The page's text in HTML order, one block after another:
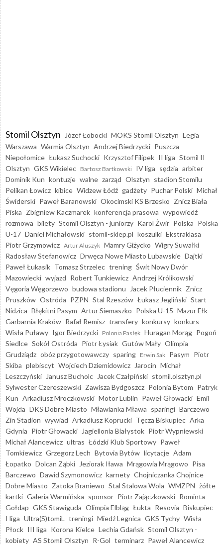
Stomil Olsztyn Józef Łobocki MOKS Stomil Olsztyn Legia
Warszawa Warmia Olsztyn Andrzej Biedrzycki Puszcza
Niepołomice Łukasz Suchocki Krzysztof Filipek II liga Stomil II
Olsztyn GKS Wikielec Bartosz Bartkowski IV liga sędzia arbiter
Dominik Kun kontuzje walne zarząd Olsztyn stadion Stomilu
Pelikan Łowicz kibice Widzew Łódź gadżety Puchar Polski Michał
Świderski Paweł Baranowski Okocimski KS Brzesko Znicz Biała
Piska Zbigniew Kaczmarek konferencja prasowa wypowiedź
rozmowa bilety Stomil Olsztyn - juniorzy Karol Żwir Polska Polska
U-17 Daniel Michałowski stomil-sklep.pl koszulki Ekstraklasa
Piotr Grzymowicz Artur Aluszyk Mamry Giżycko Wigry Suwałki
Radosław Stefanowicz Drwęca Nowe Miasto Lubawskie Dajtki
Paweł Łukasik Tomasz Strzelec trening Świt Nowy Dwór
Mazowiecki wyjazd Robert Tunkiewicz Andrzej Królikowski
Vęgoria Węgorzewo budowa stadionu Jacek Płuciennik Znicz
Pruszków Ostróda PZPN Stal Rzeszów Łukasz Jegliński Start
Nidzica Błękitni Pasym Artur Siemaszko Polska U-15 Mazur Ełk
Garbarnia Kraków Rafał Remisz transfery konkursy konkurs
Wisła Puławy Igor Biedrzycki Polonia Pasłęk Huragan Morąg Pogoń
Siedlce Sokół Ostróda Piotr Łysiak Gutów Mały Olimpia
Grudziądz obóz przygotowawczy sparing Erwin Sak Pasym Piotr
Skiba plebiscyt Wojciech Dziemidowicz Jarocin Michał
Leszczyński
Janusz Bucholc Jacek Czałpiński stomil.olsztyn.pl
Sylwester Czereszewski Zawisza Bydgoszcz Polonia Bytom Patryk
Kun Arkadiusz Mroczkowski Motor Lublin Paweł Głowacki Emil
Wojda DKS Dobre Miasto Mławianka Mława sparingi Barczewo
Zin Stadion wywiad Arkadiusz Koprucki Tęcza Biskupiec Arka
Gdynia Piotr Głowacki Jagiellonia Białystok Piotr Wypniewski
Michał Alancewicz ultras Łódzki Klub Sportowy Paweł
Tomkiewicz Grzegorz Lech Bytovia Bytów licytacje Adam
Łopatko Dolcan Ząbki Jeziorak Iława Mrągowia Mrągowo Pisa
Barczewo Dawid Szymonowicz karnety Chojniczanka Chojnice
Dobre Miasto Zatoka Braniewo Stal Stalowa Wola WMZPN żółte
kartki Galeria Warmińska sponsor Piotr Zajączkowski Rominta
Gołdap GKS Stawiguda Olimpia Elbląg Łukta Resovia Biskupiec
I liga Ultra(S)tomiL treningi Miedź Legnica GKS Tychy Wisła
Płock III liga Korona Kielce Lechia Gdańsk Stomil Olsztyn -
kobiety AS Stomil Olsztyn R-Gol terminarz Paweł Alancewicz